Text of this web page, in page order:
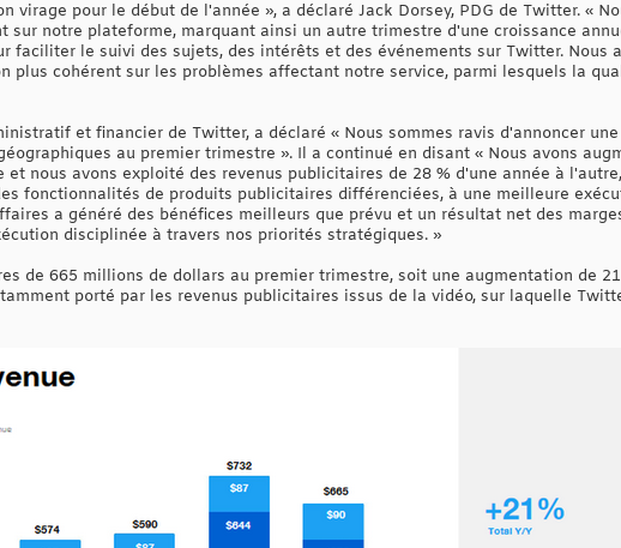
virage pour le début de l'année », a déclaré Jack Dorsey, PDG de Twitter. «
sur notre plateforme, marquant ainsi un autre trimestre d'une croissance
faciliter le suivi des sujets, des intérêts et des événements sur Twitter. Nous
plus cohérent sur les problèmes affectant notre service, parmi lesquels la
et financier de Twitter, a déclaré « Nous sommes ravis d'annoncer
au premier trimestre ». Il a continué en disant « Nous avons
nous avons exploité des revenus publicitaires de 28 % d'une année à
fonctionnalités de produits publicitaires différenciées, à une meilleure
a généré des bénéfices meilleurs que prévu et un résultat net des
disciplinée à travers nos priorités stratégiques. »
de 665 millions de dollars au premier trimestre, soit une augmentation de
porté par les revenus publicitaires issus de la vidéo, sur laquelle